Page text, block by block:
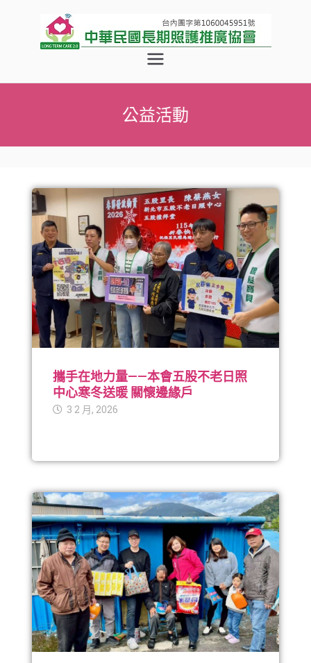
中華民國長
期照護推廣
協會
公益活動